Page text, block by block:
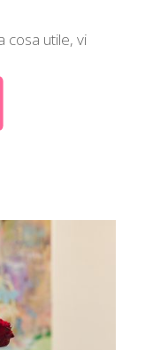
cosa utile, vi